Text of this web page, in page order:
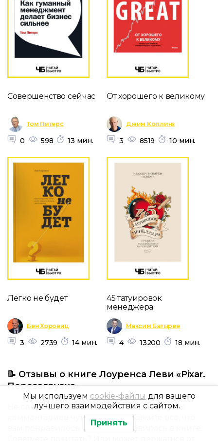
Совершенство сейчас
Том Питерс
0 598 13 мин.
От хорошего к великому
Джим Коллинз
3 8519 10 мин.
Легко не будет
Бен Хоровиц
3 2739 14 мин.
45 татуировок
менеджера
Максим Батырев
4 13200 18 мин.
📝 Отзывы о книге Лоуренса Леви «Pixar.
Перезагрузка»
Не сдерживайте себя и с помощью формы
комментариев чуть ниже расскажите все, что
вам понравилось или не понравилось в книге.
Мы используем cookie-файлы для вашего
лучшего взаимодействия с сайтом.
Принять